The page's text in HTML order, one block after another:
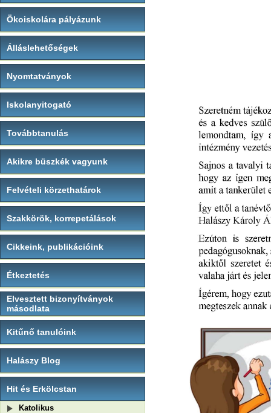
Ökoiskolára pályázunk
Álláslehetőségek
Nyomtatványok
Iskolanyitogató
Továbbtanulás
Akikre büszkék vagyunk
Felvételi körzethatárok
Szakkörök, korrepetálások
Cikkeink, publikációink
Étkeztetés
Elvesztett bizonyítványok
másodlata
Kitűnő tanulóink
Halászy Blog
Hit és Erkölcstan
Katolikus